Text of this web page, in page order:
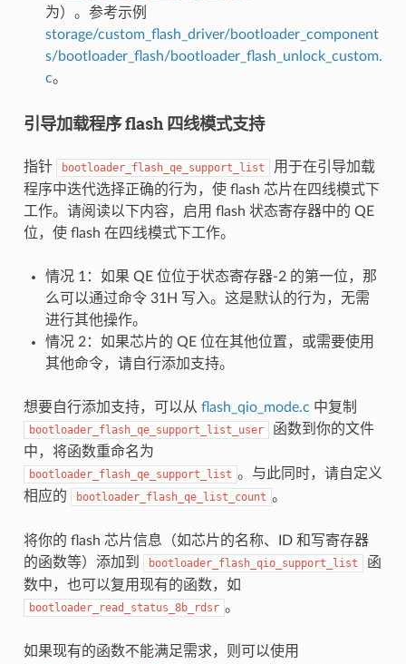
为）。参考示例
storage/custom_flash_driver/bootloader_component
s/bootloader_flash/bootloader_flash_unlock_custom.
c。
引导加载程序 flash 四线模式支持
指针 bootloader_flash_qe_support_list
用于在引导加载
程序中迭代选择正确的行为，使 flash 芯片在四线模式下
工作。请阅读以下内容，启用 flash 状态寄存器中的 QE
位，使 flash 在四线模式下工作。
情况 1：如果 QE 位位于状态寄存器-2 的第一位，那
么可以通过命令 31H 写入。这是默认的行为，无需
进行其他操作。
情况 2：如果芯片的 QE 位在其他位置，或需要使用
其他命令，请自行添加支持。
想要自行添加支持，可以从 flash_qio_mode.c 中复制
bootloader_flash_qe_support_list_user
函数到你的文件
中，将函数重命名为
bootloader_flash_qe_support_list 。与此同时，请自定义
相应的
bootloader_flash_qe_list_count 。
将你的 flash 芯片信息（如芯片的名称、ID 和写寄存器
的函数等）添加到
bootloader_flash_qio_support_list
函
数中，也可以复用现有的函数，如
bootloader_read_status_8b_rdsr 。
如果现有的函数不能满足需求，则可以使用